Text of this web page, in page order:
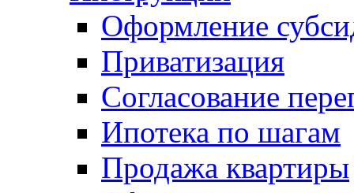
Оформление
Приватизация
Согласование
Ипотека по шагам
Продажа квартиры